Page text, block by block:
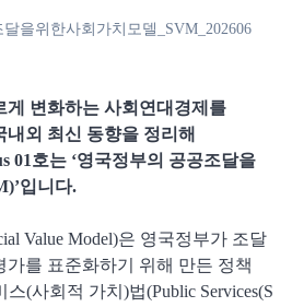
을위한사회가치모델_SVM_202606
게 변화하는 사회연대경제를
외 최신 동향을 정리해
01호는 ‘영국정부의 공공조달을
입니다.
Value Model)은 영국정부가 조달
가를 표준화하기 위해 만든 정책
스(사회적 가치)법(Public Services(S